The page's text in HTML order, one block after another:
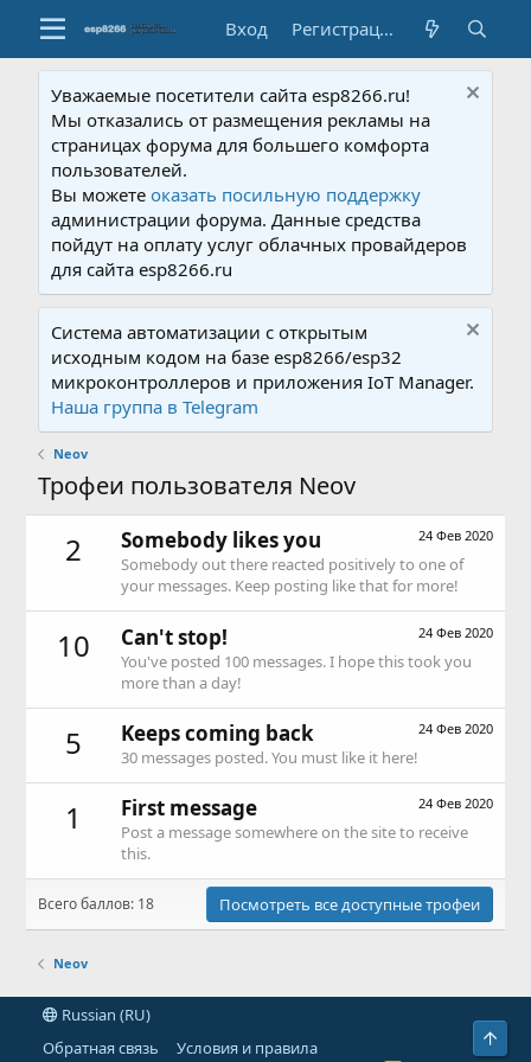
Вход Регистрация
Уважаемые посетители сайта esp8266.ru!
Мы отказались от размещения рекламы на
страницах форума для большего комфорта
пользователей.
Вы можетеоказать посильную поддержку
администрации форума. Данные средства
пойдут на оплату услуг облачных провайдеров
для сайта esp8266.ru
Система автоматизации с открытым
исходным кодом на базе esp8266/esp32
микроконтроллеров и приложения IoT Manager.
Наша группа в Telegram
Neov
Трофеи пользователя Neov
2 24 Фев 2020
Somebody likes you
Somebody out there reacted positively to one of
your messages. Keep posting like that for more!
10 24 Фев 2020
Can't stop!
You've posted 100 messages. I hope this took you
more than a day!
5 24 Фев 2020
Keeps coming back
30 messages posted. You must like it here!
1 24 Фев 2020
First message
Post a message somewhere on the site to receive
this.
Всего баллов: 18 Посмотреть все доступные трофеи
Neov
Russian (RU)
Обратная связь
Условия и правила